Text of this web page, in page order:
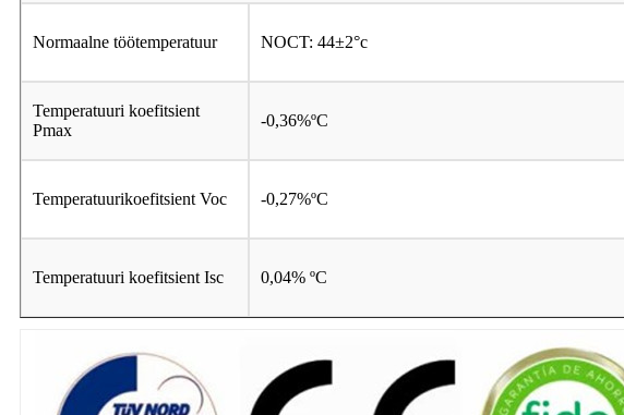
Normaalne töötemperatuur NOCT: 44±2°c
Temperatuuri koefitsient
Pmax
-0,36%ºC
Temperatuurikoefitsient Voc -0,27%ºC
Temperatuuri koefitsient Isc 0,04% ºC